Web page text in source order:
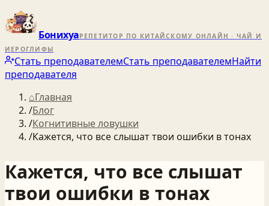
БонихуаРЕПЕТИТОР ПО КИТАЙСКОМУ ОНЛАЙН · ЧАЙ И
ИЕРОГЛИФЫ
Стать преподавателемСтать преподавателемНайти
преподавателя
⌂Главная
/Блог
/Когнитивные ловушки
/Кажется, что все слышат твои ошибки в тонах
Кажется, что все слышат
твои ошибки в тонах